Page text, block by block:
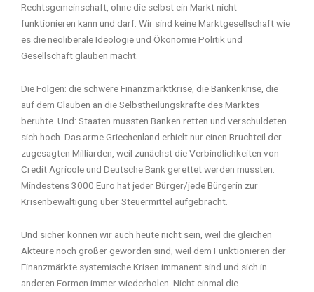
Rechtsgemeinschaft, ohne die selbst ein Markt nicht
funktionieren kann und darf. Wir sind keine Marktgesellschaft wie
es die neoliberale Ideologie und Ökonomie Politik und
Gesellschaft glauben macht.
Die Folgen: die schwere Finanzmarktkrise, die Bankenkrise, die
auf dem Glauben an die Selbstheilungskräfte des Marktes
beruhte. Und: Staaten mussten Banken retten und verschuldeten
sich hoch. Das arme Griechenland erhielt nur einen Bruchteil der
zugesagten Milliarden, weil zunächst die Verbindlichkeiten von
Credit Agricole und Deutsche Bank gerettet werden mussten.
Mindestens 3000 Euro hat jeder Bürger/jede Bürgerin zur
Krisenbewältigung über Steuermittel aufgebracht.
Und sicher können wir auch heute nicht sein, weil die gleichen
Akteure noch größer geworden sind, weil dem Funktionieren der
Finanzmärkte systemische Krisen immanent sind und sich in
anderen Formen immer wiederholen. Nicht einmal die